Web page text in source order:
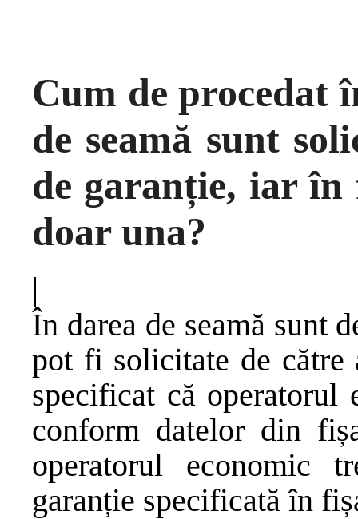
Cum de procedat
de seamă sunt
de garanție, iar în
doar una?
|
În darea de seamă sunt
pot fi solicitate de către
specificat că operatorul
conform datelor din
operatorul economic
garanție specificată în